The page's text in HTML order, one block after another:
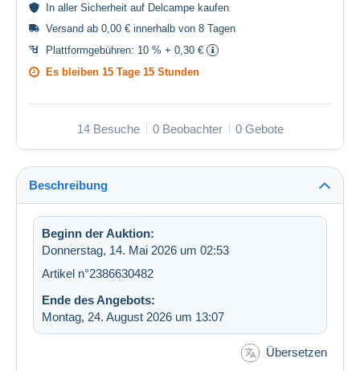
In aller Sicherheit auf Delcampe kaufen
Versand ab 0,00 € innerhalb von 8 Tagen
Plattformgebühren: 10 % + 0,30 €
Es bleiben 15 Tage 15 Stunden
14 Besuche 0 Beobachter 0 Gebote
Beschreibung
Beginn der Auktion:
Donnerstag, 14. Mai 2026 um 02:53
Artikel n°2386630482
Ende des Angebots:
Montag, 24. August 2026 um 13:07
Übersetzen